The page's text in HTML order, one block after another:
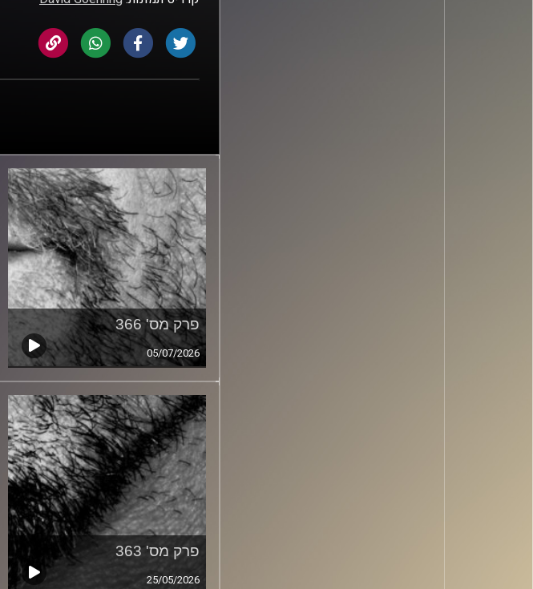
פרק מס' 366
05/07/2026
פרק מס' 363
25/05/2026